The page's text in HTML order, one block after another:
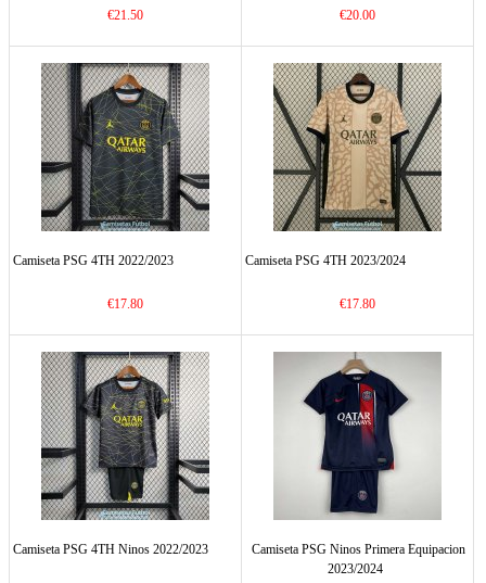
€21.50
€20.00
Camiseta PSG 4TH 2022/2023
€17.80
Camiseta PSG 4TH 2023/2024
€17.80
Camiseta PSG 4TH Ninos 2022/2023
Camiseta PSG Ninos Primera Equipacion
2023/2024